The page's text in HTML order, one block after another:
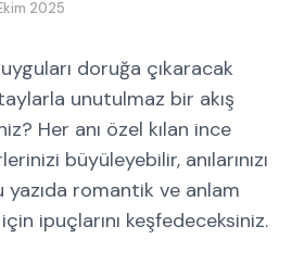
2025
doruğa çıkaracak
unutulmaz bir akış
Her anı özel kılan ince
büyüleyebilir, anılarınızı
yazıda romantik ve anlam
ipuçlarını keşfedeceksiniz.